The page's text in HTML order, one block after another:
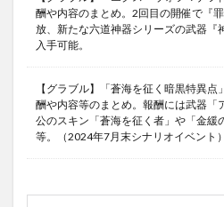
酬や内容のまとめ。2回目の開催で『
放、新たな六道神器シリーズの武器『
入手可能。
【グラブル】「蒼海を征く暗黒特異
酬や内容等のまとめ。報酬には武器「
公のスキン「蒼海を征く者」や「金緩
等。（2024年7月末シナリオイベント）